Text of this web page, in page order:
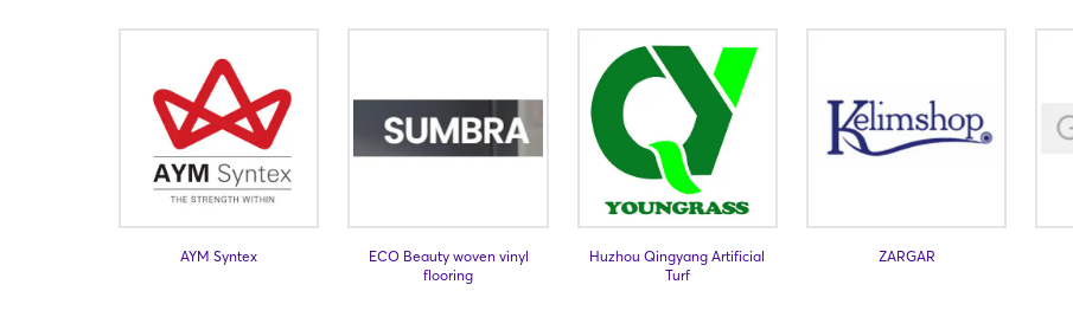
AYM Syntex
ECO Beauty woven vinyl
flooring
Huzhou Qingyang Artificial
Turf
ZARGAR